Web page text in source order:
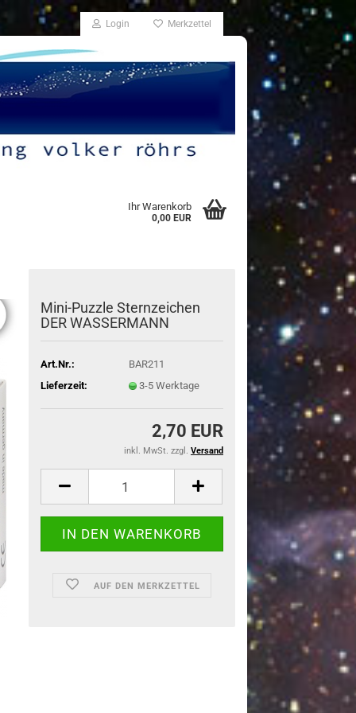
Login Merkzettel
Ihr Warenkorb
0,00 EUR
Mini-​Puzzle Stern­zei­chen
DER WAS­SER­MANN
Art.Nr.:
BAR211
Lieferzeit:
3-5 Werktage
2,70 EUR
inkl. MwSt. zzgl. Versand
AUF DEN MERKZETTEL